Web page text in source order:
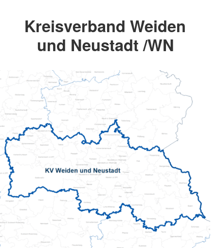
Kreisverband Weiden
und Neustadt /WN